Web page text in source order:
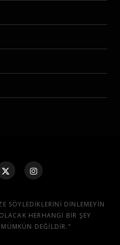
SÖYLEDIKLERINI DINLEMEYIN
HERHANGI BIR ŞEY
MÜMKÜN DEĞILDIR."